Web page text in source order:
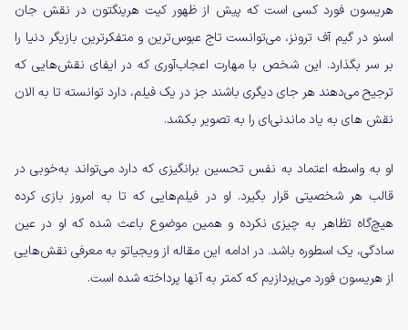
هریسون فورد کسی است که پیش از ظهور کیت هرینگتون در نقش جان
اسنو در گیم آف ترونز، می‌توانست تاج عبوس‌ترین و متفکرترین بازیگر دنیا را
بر سر بگذارد. این شخص با مهارت اعجاب‌آوری که در ایفای نقش‌هایی که
ترجیح می‌دهند هر جای دیگری باشند جز در یک فیلم، دارد توانسته تا به الان
نقش های به یاد ماندنی‌ای را به تصویر بکشد.
او به واسطه اعتماد به نفس تحسین برانگیزی که دارد می‌تواند به‌خوبی در
قالب هر شخصیتی قرار بگیرد. او در فیلم‌هایی که تا به امروز بازی کرده
هیچ‌گاه تظاهر به چیزی نکرده و همین موضوع باعث شده که او در عین
سادگی، یک اسطوره باشد. در ادامه این مقاله از ویجیاتو به معرفی نقش‌هایی
از هریسون فورد می‌پردازیم که کمتر به آنها پرداخته شده است.